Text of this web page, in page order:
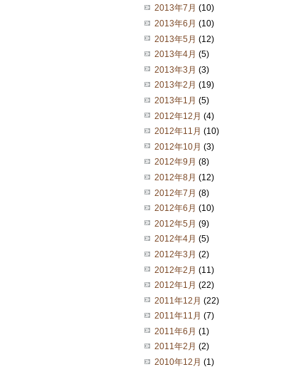
2013年7月 (10)
2013年6月 (10)
2013年5月 (12)
2013年4月 (5)
2013年3月 (3)
2013年2月 (19)
2013年1月 (5)
2012年12月 (4)
2012年11月 (10)
2012年10月 (3)
2012年9月 (8)
2012年8月 (12)
2012年7月 (8)
2012年6月 (10)
2012年5月 (9)
2012年4月 (5)
2012年3月 (2)
2012年2月 (11)
2012年1月 (22)
2011年12月 (22)
2011年11月 (7)
2011年6月 (1)
2011年2月 (2)
2010年12月 (1)